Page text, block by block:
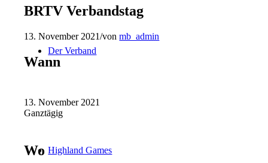
Der Verband
Highland Games
BRTV Verbandstag
13. November 2021/vonmb_admin
Wann
13. November 2021
Ganztägig
Wo